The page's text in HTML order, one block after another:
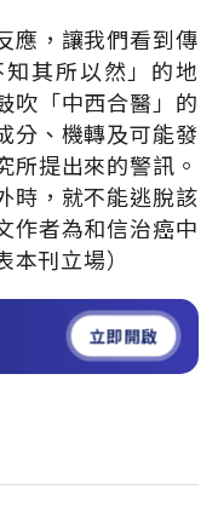
應，讓我們看到傳
其所以然」的地
吹「中西合醫」的
分、機轉及可能發
所提出來的警訊。
時，就不能逃脫該
作者為和信治癌中
刊立場）
立即開啟